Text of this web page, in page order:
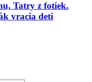
Tatry z fotiek.
vracia deti